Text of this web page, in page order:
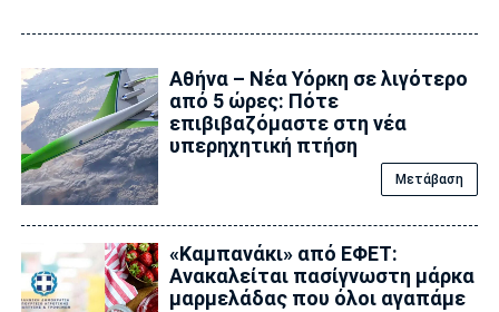
Αθήνα – Νέα Υόρκη σε λιγότερο
από 5 ώρες: Πότε
επιβιβαζόμαστε στη νέα
υπερηχητική πτήση
Μετάβαση
«Καμπανάκι» από ΕΦΕΤ:
Ανακαλείται πασίγνωστη μάρκα
μαρμελάδας που όλοι αγαπάμε